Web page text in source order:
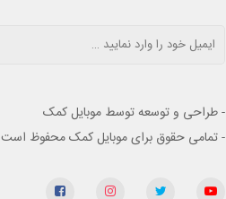
- طراحی و توسعه توسط موبایل کمک
- تمامی حقوق برای موبایل کمک محفوظ است